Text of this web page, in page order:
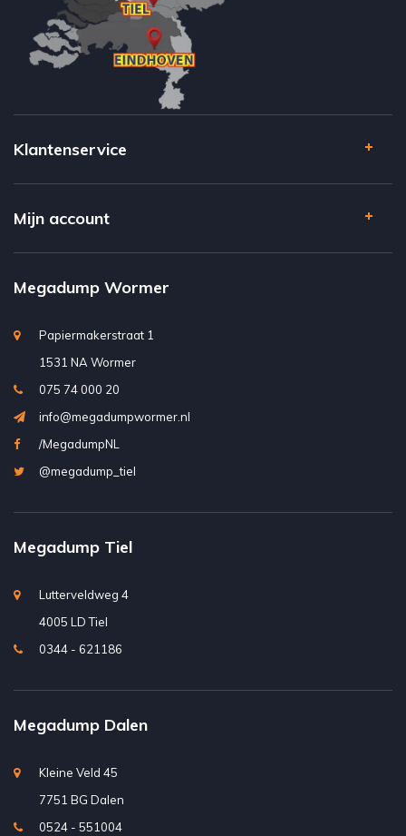
Klantenservice
Mijn account
Megadump Wormer
Papiermakerstraat 1
1531 NA Wormer
075 74 000 20
info@megadumpwormer.nl
/MegadumpNL
@megadump_tiel
Megadump Tiel
Lutterveldweg 4
4005 LD Tiel
0344 - 621186
Megadump Dalen
Kleine Veld 45
7751 BG Dalen
0524 - 551004